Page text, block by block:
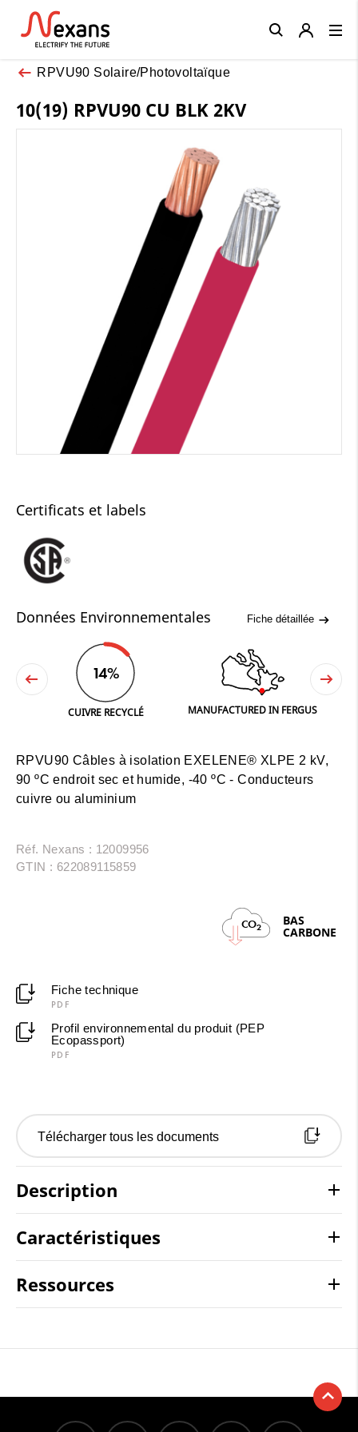
RPVU90 Solaire/Photovoltaïque
10(19) RPVU90 CU BLK 2KV
Certificats et labels
Données Environnementales Fiche détaillée
14%
CUIVRE RECYCLÉ MANUFACTURED IN FERGUS
RPVU90 Câbles à isolation EXELENE® XLPE 2 kV,
90 ºC endroit sec et humide, -40 ºC - Conducteurs
cuivre ou aluminium
Réf. Nexans : 12009956
GTIN : 622089115859
CO2 BAS
CARBONE
Fiche technique
PDF
Profil environnemental du produit (PEP
Ecopassport)
PDF
Télécharger tous les documents
Description
Caractéristiques
Ressources
Close